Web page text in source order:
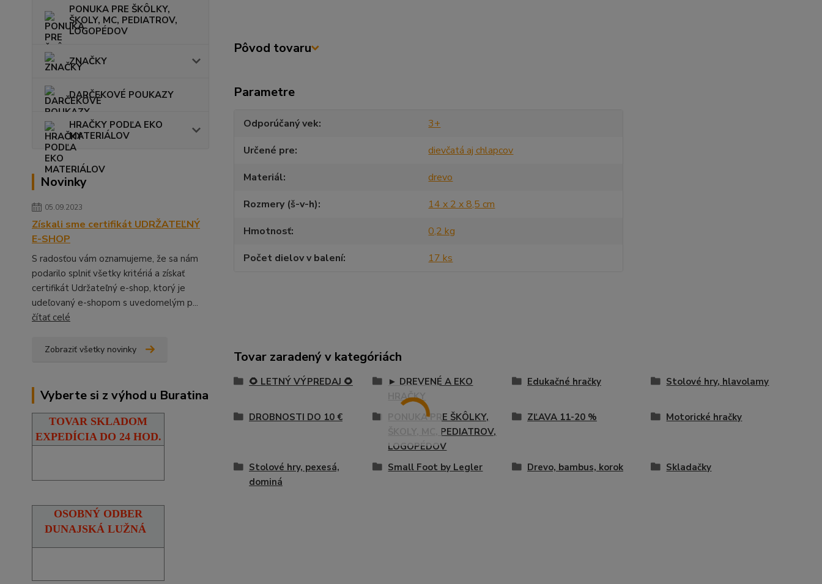
PONUKA PRE ŠKÔLKY,
ŠKOLY, MC, PEDIATROV,
LOGOPÉDOV
ZNAČKY
DARČEKOVÉ POUKAZY
HRAČKY PODĽA EKO
MATERIÁLOV
Novinky
05.09.2023
Získali sme certifikát UDRŽATEĽNÝ
E-SHOP
S radosťou vám oznamujeme, že sa nám
podarilo splniť všetky kritériá a získať
certifikát Udržateľný e-shop, ktorý je
udeľovaný e-shopom s uvedomelým p...
čítať celé
Zobraziť všetky novinky
Vyberte si z výhod u Buratina
TOVAR SKLADOM
EXPEDÍCIA DO 24 HOD.
OSOBNÝ ODBER
DUNAJSKÁ LUŽNÁ
Pôvod tovaru
Parametre
Odporúčaný vek
3+
Určené pre
dievčatá aj chlapcov
Materiál
drevo
Rozmery (š-v-h)
14 x 2 x 8,5 cm
Hmotnosť
0,2 kg
Počet dielov v balení
17 ks
Tovar zaradený v kategóriách
🌻 LETNÝ VÝPREDAJ 🌻
► DREVENÉ A EKO
HRAČKY
Edukačné hračky Stolové hry, hlavolamy
DROBNOSTI DO 10 €
PONUKA PRE ŠKÔLKY,
ŠKOLY, MC, PEDIATROV,
LOGOPÉDOV
ZĽAVA 11-20 % Motorické hračky
Stolové hry, pexesá,
dominá
Small Foot by Legler Drevo, bambus, korok Skladačky